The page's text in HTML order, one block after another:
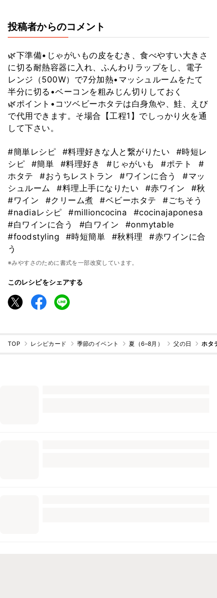
投稿者からのコメント
🌿下準備•じゃがいもの皮をむき、食べやすい大きさ
に切る耐熱容器に入れ、ふんわりラップをし、電子
レンジ（500W）で7分加熱•マッシュルームをたて
半分に切る•ベーコンを粗みじん切りしておく
🌿ポイント•コツベビーホタテは白身魚や、鮭、えび
で代用できます。そ場合【工程1】でしっかり火を通
して下さい。
#簡単レシピ #料理好きな人と繋がりたい
#時短レ
シピ
#簡単 #料理好き #じゃがいも #ポテト
#
ホタテ
#おうちレストラン #ワインに合う
#マッ
シュルーム
#料理上手になりたい #赤ワイン
#秋
#ワイン
#クリーム煮 #ベビーホタテ
#ごちそう
#nadiaレシピ
#millioncocina
#cocinajaponesa
#白ワインに合う
#白ワイン
#onmytable
#foodstyling
#時短簡単 #秋料理
#赤ワインに合
う
※みやすさのために書式を一部改変しています。
このレシピをシェアする
TOP レシピカード 季節のイベント 夏（6–8月） 父の日 ホタ